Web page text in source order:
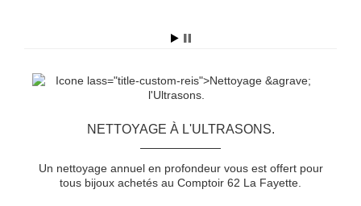
NETTOYAGE À L'ULTRASONS.
Un nettoyage annuel en profondeur vous est offert pour
tous bijoux achetés au Comptoir 62 La Fayette.